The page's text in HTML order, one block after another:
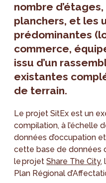
nombre
planchers, et les
prédominantes
commerce,
issu d’un
existantes
de terrain.
Le projet SitEx est un
compilation, à l’échelle
données d’occupation et
cette base de données
le projetShare The City,
Plan Régional